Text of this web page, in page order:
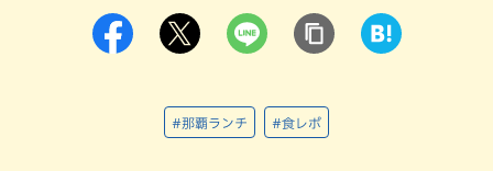
#那覇ランチ #食レポ